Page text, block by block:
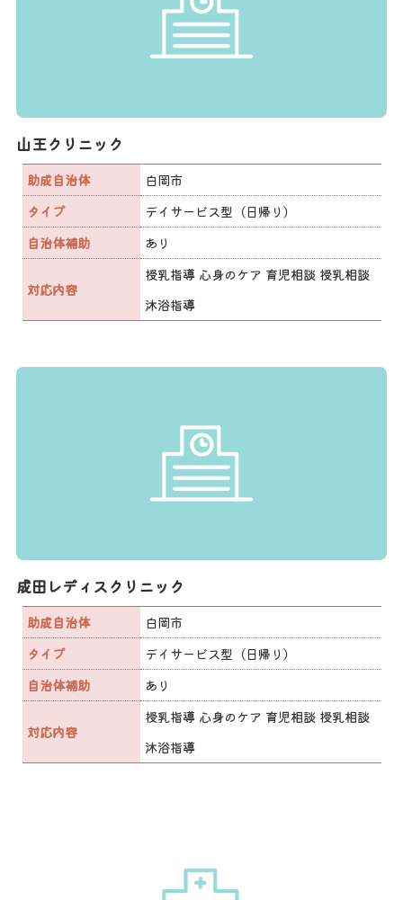
山王クリニック
助成自治体
白岡市
タイプ
デイサービス型（日帰り）
自治体補助
あり
対応内容
授乳指導 心身のケア 育児相談 授乳相談
沐浴指導
成田レディスクリニック
助成自治体
白岡市
タイプ
デイサービス型（日帰り）
自治体補助
あり
対応内容
授乳指導 心身のケア 育児相談 授乳相談
沐浴指導